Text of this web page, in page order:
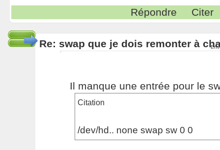
Répondre Citer
Re: swap que je dois remonter à
Il manque une entrée pour le
Citation
/dev/hd.. none swap sw 0 0